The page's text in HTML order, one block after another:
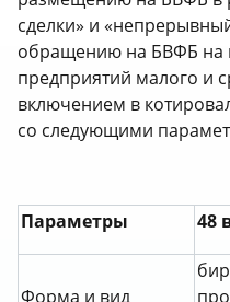
сделки» и
обращению на БВФБ на
предприятий малого и
включением в
со следующими
Параметры 48
Форма и вид